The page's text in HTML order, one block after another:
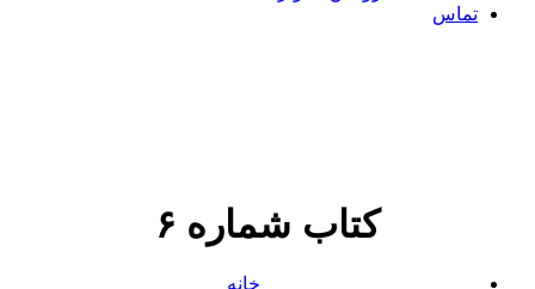
تماس
کتاب شماره ۶